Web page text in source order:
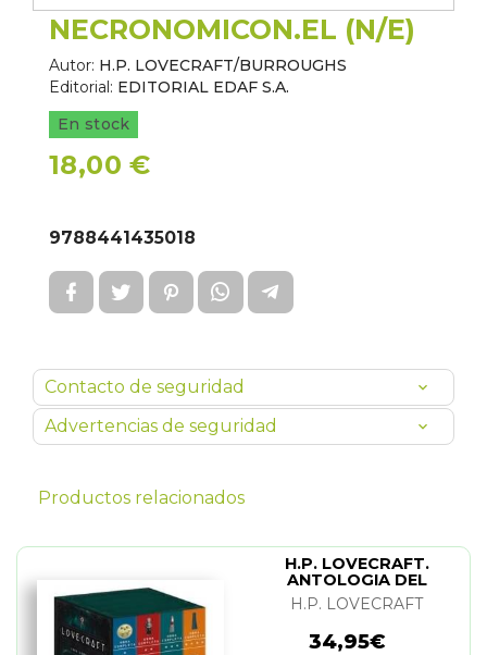
NECRONOMICON.EL (N/E)
Autor: H.P. LOVECRAFT/BURROUGHS
Editorial: EDITORIAL EDAF S.A.
En stock
18,00 €
9788441435018
Contacto de seguridad
Advertencias de seguridad
Productos relacionados
H.P. LOVECRAFT.
ANTOLOGIA DEL
TERROR. OBRA
COMPLETA (ESTUCHE 4
H.P. LOVECRAFT
34,95€